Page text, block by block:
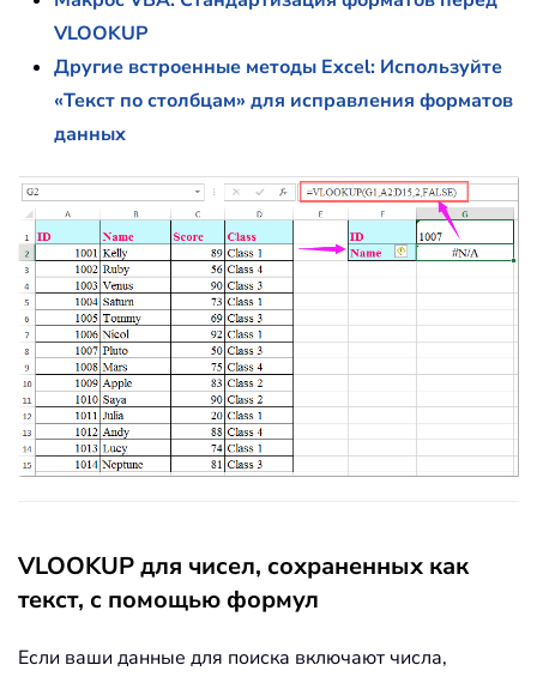
VLOOKUP
Другие встроенные методы Excel: Используйте
«Текст по столбцам» для исправления форматов
данных
VLOOKUP для чисел, сохраненных как
текст, с помощью формул
Если ваши данные для поиска включают числа,